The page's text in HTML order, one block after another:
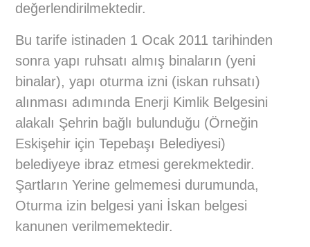
değerlendirilmektedir.
Bu tarife istinaden 1 Ocak 2011 tarihinden
sonra yapı ruhsatı almış binaların (yeni
binalar), yapı oturma izni (iskan ruhsatı)
alınması adımında Enerji Kimlik Belgesini
alakalı Şehrin bağlı bulunduğu (Örneğin
Eskişehir için Tepebaşı Belediyesi)
belediyeye ibraz etmesi gerekmektedir.
Şartların Yerine gelmemesi durumunda,
Oturma izin belgesi yani İskan belgesi
kanunen verilmemektedir.